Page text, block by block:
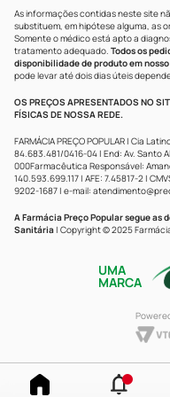
As informações contidas neste site
substituem, em hipótese alguma, as
Somente o médico está apto a
tratamento adequado. Todos os
disponibilidade de produto em
pode levar até dois dias úteis
OS PREÇOS APRESENTADOS NO
FÍSICAS DE NOSSA REDE.
FARMÁCIA PREÇO POPULAR | Cia
84.683.481/0416-04 | End: Av. Santo
000Farmacêutica Responsável:
140.593.699.117 | AFE: 7.45817-2 |
9202-1687 | e-mail:
A Farmácia Preço Popular segue
Sanitária | Copyright © 2025
UMA
MARCA